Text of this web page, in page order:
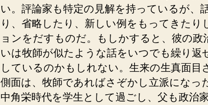
い。評論家も特定の見解を持っているが、
り、省略したり、新しい例をもってきたり
ョンをだすものだ。もしかすると、彼の政
いは牧師が似たような話をいつでも繰り返
しているのかもしれない。生来の生真面目
側面は、牧師であればさぞかし立派になっ
中角栄時代を学生として過ごし、父も政治